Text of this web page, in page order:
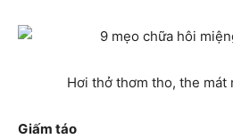
Hơi thở thơm tho, the mát
Giấm táo